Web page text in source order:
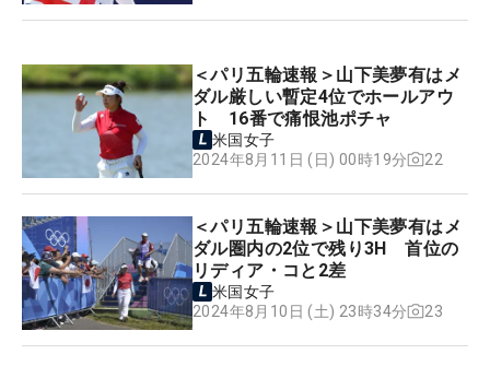
＜パリ五輪速報＞山下美夢有はメ
ダル厳しい暫定4位でホールアウ
ト 16番で痛恨池ポチャ
米国女子
2024年8月11日 (日) 00時19分
22
＜パリ五輪速報＞山下美夢有はメ
ダル圏内の2位で残り3H 首位の
リディア・コと2差
米国女子
2024年8月10日 (土) 23時34分
23